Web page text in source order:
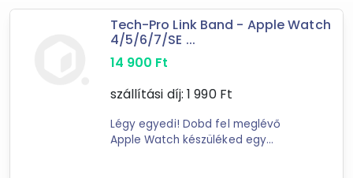
Számítástechnika
Mást is keresel? Válogass a Depo teljes
Tech-Pro Link Band - Apple Watch
4/5/6/7/SE ...
14 900 Ft
szállítási díj: 1 990Ft
Légy egyedi! Dobd fel meglévő
Apple Watch készüléked egy